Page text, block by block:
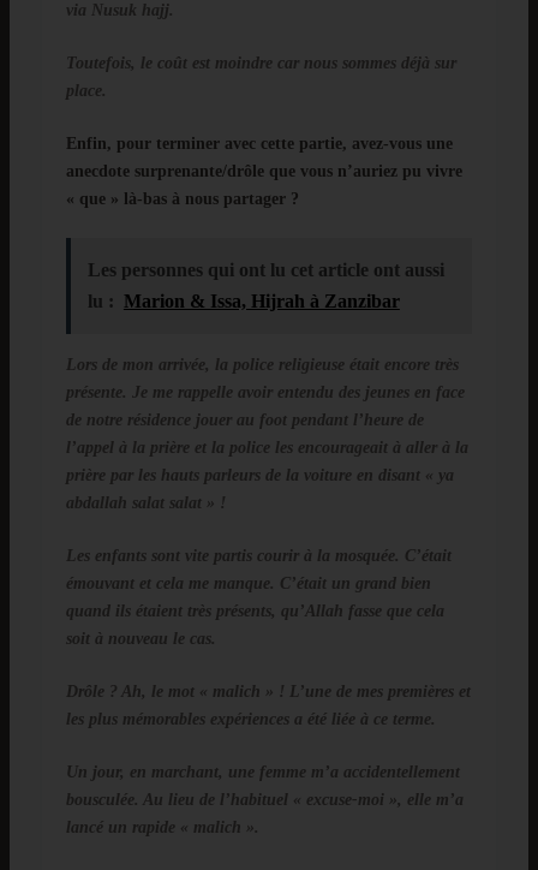
via Nusuk hajj.
Toutefois, le coût est moindre car nous sommes déjà sur
place.
Enfin, pour terminer avec cette partie, avez-vous une
anecdote surprenante/drôle que vous n’auriez pu vivre
« que » là-bas à nous partager ?
Les personnes qui ont lu cet article ont aussi
lu : Marion & Issa, Hijrah à Zanzibar
Lors de mon arrivée, la police religieuse était encore très
présente. Je me rappelle avoir entendu des jeunes en face
de notre résidence jouer au foot pendant l’heure de
l’appel à la prière et la police les encourageait à aller à la
prière par les hauts parleurs de la voiture en disant « ya
abdallah salat salat » !
Les enfants sont vite partis courir à la mosquée. C’était
émouvant et cela me manque. C’était un grand bien
quand ils étaient très présents, qu’Allah fasse que cela
soit à nouveau le cas.
Drôle ? Ah, le mot « malich » ! L’une de mes premières et
les plus mémorables expériences a été liée à ce terme.
Un jour, en marchant, une femme m’a accidentellement
bousculée. Au lieu de l’habituel « excuse-moi », elle m’a
lancé un rapide « malich ».